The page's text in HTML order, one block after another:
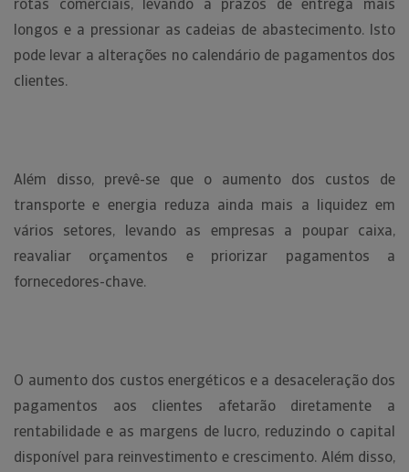
rotas comerciais, levando a prazos de entrega mais
longos e a pressionar as cadeias de abastecimento. Isto
pode levar a alterações no calendário de pagamentos dos
clientes.
Além disso, prevê-se que o aumento dos custos de
transporte e energia reduza ainda mais a liquidez em
vários setores, levando as empresas a poupar caixa,
reavaliar orçamentos e priorizar pagamentos a
fornecedores-chave.
O aumento dos custos energéticos e a desaceleração dos
pagamentos aos clientes afetarão diretamente a
rentabilidade e as margens de lucro, reduzindo o capital
disponível para reinvestimento e crescimento. Além disso,